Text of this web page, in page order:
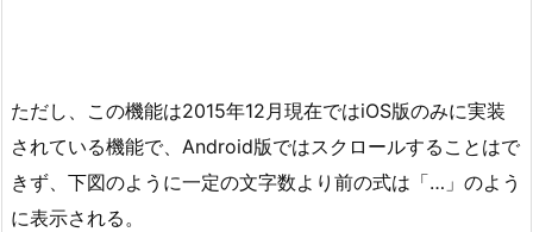
ただし、この機能は2015年12月現在ではiOS版のみに実装
されている機能で、Android版ではスクロールすることはで
きず、下図のように一定の文字数より前の式は「…」のよう
に表示される。